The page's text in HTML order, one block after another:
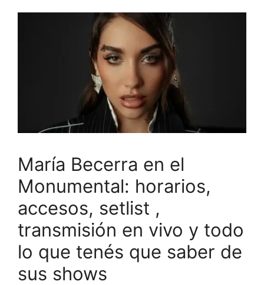
María Becerra en el
Monumental: horarios,
accesos, setlist ,
transmisión en vivo y todo
lo que tenés que saber de
sus shows